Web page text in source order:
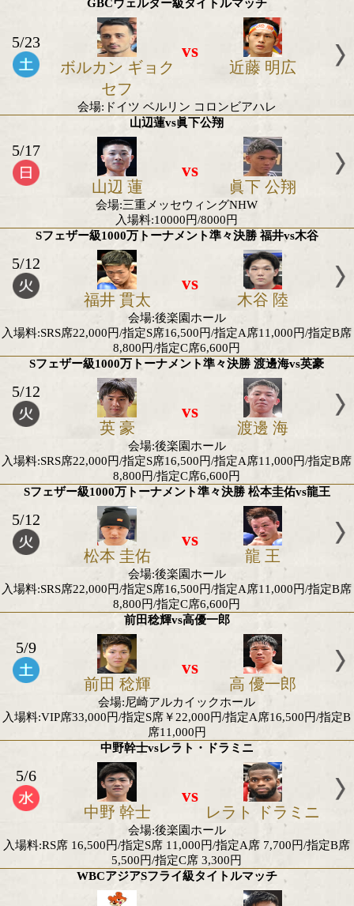
大沼ケン 高山 秀
会場:後楽園ホール
入場料:16500円/11000円/6600円
WBA世界フェザー級暫定王座決定戦
ルイス レイナル
ド ヌネス
亀田 京之
会場:キルギス・ビシュケク市 Gazprom Sports
WBCインターナショナル・ミニマム級王座決
5/24
ザイヴァー ジョ
ン メデシロ
仲島 辰
会場:フィリピン・マニラ
WBA世界Sフライ級暫定タイトルマッチ
5/24
デビッド ヒメネ
ス
vs
佐野 遥
会場:キルギス・ビシュケク市 Gazprom Sports
GBCウェルター級タイトルマッチ
5/23
ボルカン ギョク
セフ
vs
近藤 明
会場:ドイツ ベルリン コロンビアハレ
山辺蓮vs眞下公翔
5/17
山辺 蓮
vs
会場:三重メッセウィングNHW
入場料:10000円/8000円
Sフェザー級1000万トーナメント準々決勝 福井
福井 貫太
vs
木谷 陸
会場:後楽園ホール